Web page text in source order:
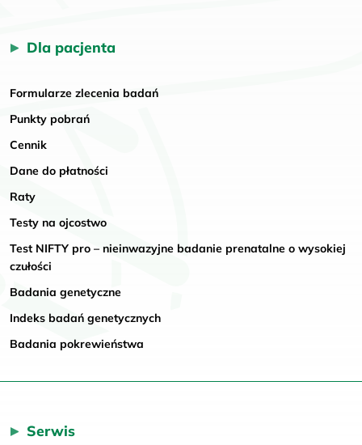
Dla pacjenta
Formularze zlecenia badań
Punkty pobrań
Cennik
Dane do płatności
Raty
Testy na ojcostwo
Test NIFTY pro – nieinwazyjne badanie prenatalne o wysokiej
czułości
Badania genetyczne
Indeks badań genetycznych
Badania pokrewieństwa
Serwis